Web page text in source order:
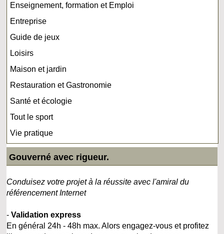
Enseignement, formation et Emploi
Entreprise
Guide de jeux
Loisirs
Maison et jardin
Restauration et Gastronomie
Santé et écologie
Tout le sport
Vie pratique
Gouverné avec rigueur.
Conduisez votre projet à la réussite avec l'amiral du
référencement Internet
-Validation express
En général 24h - 48h max. Alors engagez-vous et profitez